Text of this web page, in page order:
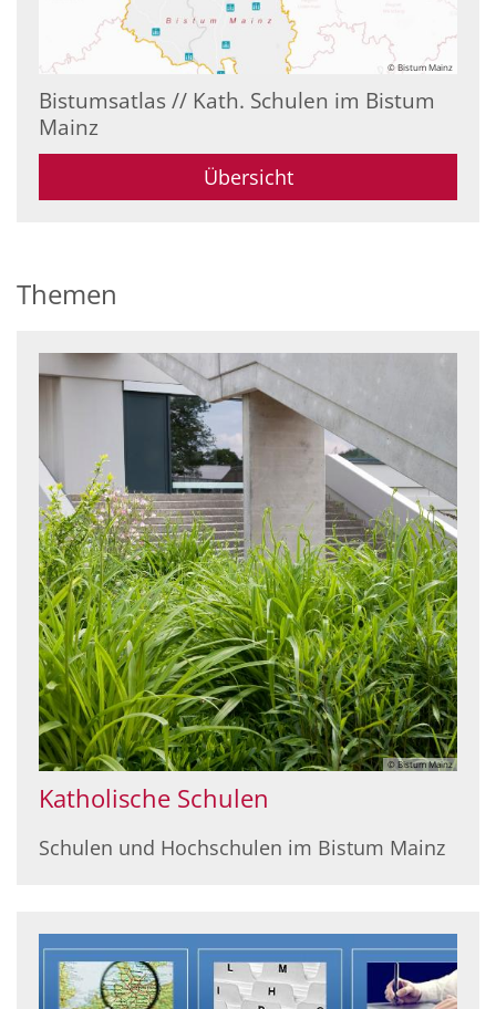
© Bistum Mainz
Bistumsatlas // Kath. Schulen im Bistum
Mainz
Übersicht
Themen
© Bistum Mainz
Katholische Schulen
Schulen und Hochschulen im Bistum Mainz